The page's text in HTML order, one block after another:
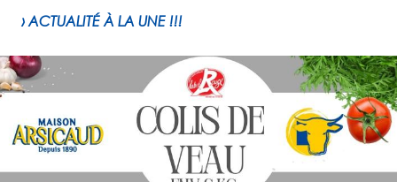
› ACTUALITÉ À LA UNE !!!